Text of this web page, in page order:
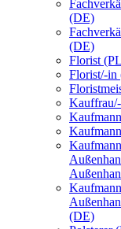
(DE)
(DE)
Florist
Florist/-in
(DE)